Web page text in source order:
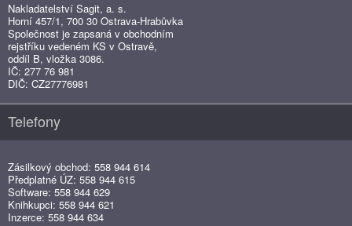
Nakladatelství Sagit, a. s.
Horní 457/1, 700 30 Ostrava-Hrabůvka
Společnost je zapsaná v obchodním
rejstříku vedeném KS v Ostravě,
oddíl B, vložka 3086.
IČ: 277 76 981
DIČ: CZ27776981
Telefony
Zásilkový obchod: 558 944 614
Předplatné ÚZ: 558 944 615
Software: 558 944 629
Knihkupci: 558 944 621
Inzerce: 558 944 634